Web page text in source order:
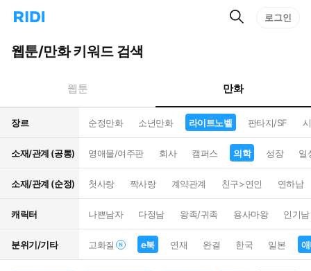
리
홈
으
턴
트
검
로그인
웹툰/만화 키워드 검색
웹툰 만화
장르 순정만화 소년만화 라이트노벨 판타지/SF
소재/관계 (공통) 영애물/여주판 회사 캠퍼스 의학 성장 일
소재/관계 (순정) 첫사랑 짝사랑 계약관계 친구>연인 연하남
캐릭터 나쁜남자 다정남 왕족/귀족 용사마왕 인기남
분위기/기타 고화질 e북 연재 완결 한국 일본